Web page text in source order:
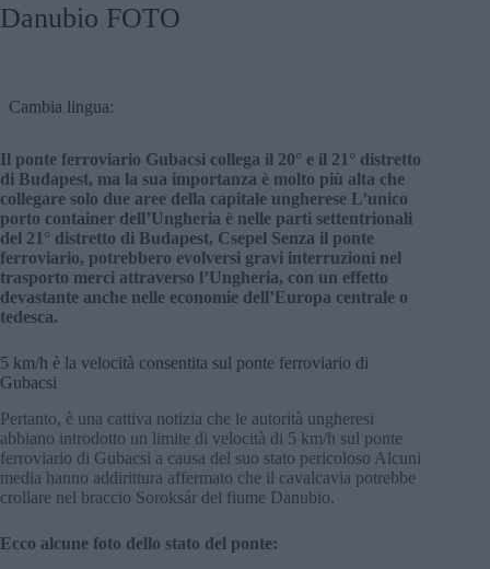
Danubio FOTO
Cambia lingua:
Il ponte ferroviario Gubacsi collega il 20° e il 21° distretto
di Budapest, ma la sua importanza è molto più alta che
collegare solo due aree della capitale ungherese L’unico
porto container dell’Ungheria è nelle parti settentrionali
del 21° distretto di Budapest, Csepel Senza il ponte
ferroviario, potrebbero evolversi gravi interruzioni nel
trasporto merci attraverso l’Ungheria, con un effetto
devastante anche nelle economie dell’Europa centrale o
tedesca.
5 km/h è la velocità consentita sul ponte ferroviario di
Gubacsi
Pertanto, è una cattiva notizia che le autorità ungheresi
abbiano introdotto un limite di velocità di 5 km/h sul ponte
ferroviario di Gubacsi a causa del suo stato pericoloso Alcuni
media hanno addirittura affermato che il cavalcavia potrebbe
crollare nel braccio Soroksár del fiume Danubio.
Ecco alcune foto dello stato del ponte: